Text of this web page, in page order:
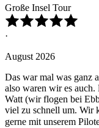
Große Insel Tour
·
August 2026
Das war mal was ganz
also waren wir es
Watt (wir flogen bei
viel zu schnell um. Wir
gerne mit unserem